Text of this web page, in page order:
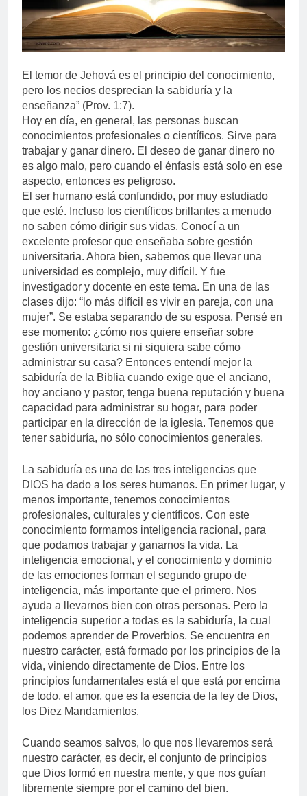
El temor de Jehová es el principio del conocimiento,
pero los necios desprecian la sabiduría y la
enseñanza” (Prov. 1:7).
Hoy en día, en general, las personas buscan
conocimientos profesionales o científicos. Sirve para
trabajar y ganar dinero. El deseo de ganar dinero no
es algo malo, pero cuando el énfasis está solo en ese
aspecto, entonces es peligroso.
El ser humano está confundido, por muy estudiado
que esté. Incluso los científicos brillantes a menudo
no saben cómo dirigir sus vidas. Conocí a un
excelente profesor que enseñaba sobre gestión
universitaria. Ahora bien, sabemos que llevar una
universidad es complejo, muy difícil. Y fue
investigador y docente en este tema. En una de las
clases dijo: “lo más difícil es vivir en pareja, con una
mujer”. Se estaba separando de su esposa. Pensé en
ese momento: ¿cómo nos quiere enseñar sobre
gestión universitaria si ni siquiera sabe cómo
administrar su casa? Entonces entendí mejor la
sabiduría de la Biblia cuando exige que el anciano,
hoy anciano y pastor, tenga buena reputación y buena
capacidad para administrar su hogar, para poder
participar en la dirección de la iglesia. Tenemos que
tener sabiduría, no sólo conocimientos generales.
La sabiduría es una de las tres inteligencias que
DIOS ha dado a los seres humanos. En primer lugar, y
menos importante, tenemos conocimientos
profesionales, culturales y científicos. Con este
conocimiento formamos inteligencia racional, para
que podamos trabajar y ganarnos la vida. La
inteligencia emocional, y el conocimiento y dominio
de las emociones forman el segundo grupo de
inteligencia, más importante que el primero. Nos
ayuda a llevarnos bien con otras personas. Pero la
inteligencia superior a todas es la sabiduría, la cual
podemos aprender de Proverbios. Se encuentra en
nuestro carácter, está formado por los principios de la
vida, viniendo directamente de Dios. Entre los
principios fundamentales está el que está por encima
de todo, el amor, que es la esencia de la ley de Dios,
los Diez Mandamientos.
Cuando seamos salvos, lo que nos llevaremos será
nuestro carácter, es decir, el conjunto de principios
que Dios formó en nuestra mente, y que nos guían
libremente siempre por el camino del bien.